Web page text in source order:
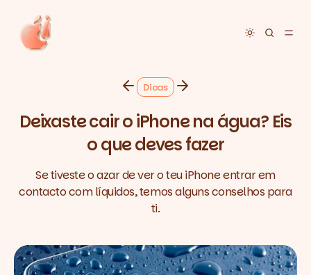
Toggle
Dicas
Deixaste cair o iPhone na água? Eis
o que deves fazer
Se tiveste o azar de ver o teu iPhone entrar em
contacto com líquidos, temos alguns conselhos para
ti.